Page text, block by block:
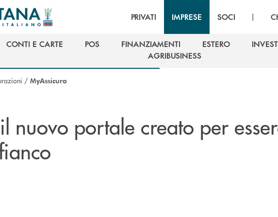
PRIVATI IMPRESE SOCI |
CONTI E CARTE
POS
FINANZIAMENTI
FINANZIAMENTI
ESTERO
AGRIBUSINESS
AGRIBUSINESS
/ MyAssicura
il nuovo portale creato per